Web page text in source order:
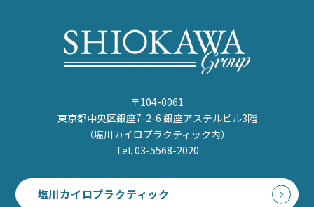
〒104-0061
東京都中央区銀座7-2-6 銀座アステルビル3階
（塩川カイロプラクティック内）
Tel. 03-5568-2020
塩川カイロプラクティック